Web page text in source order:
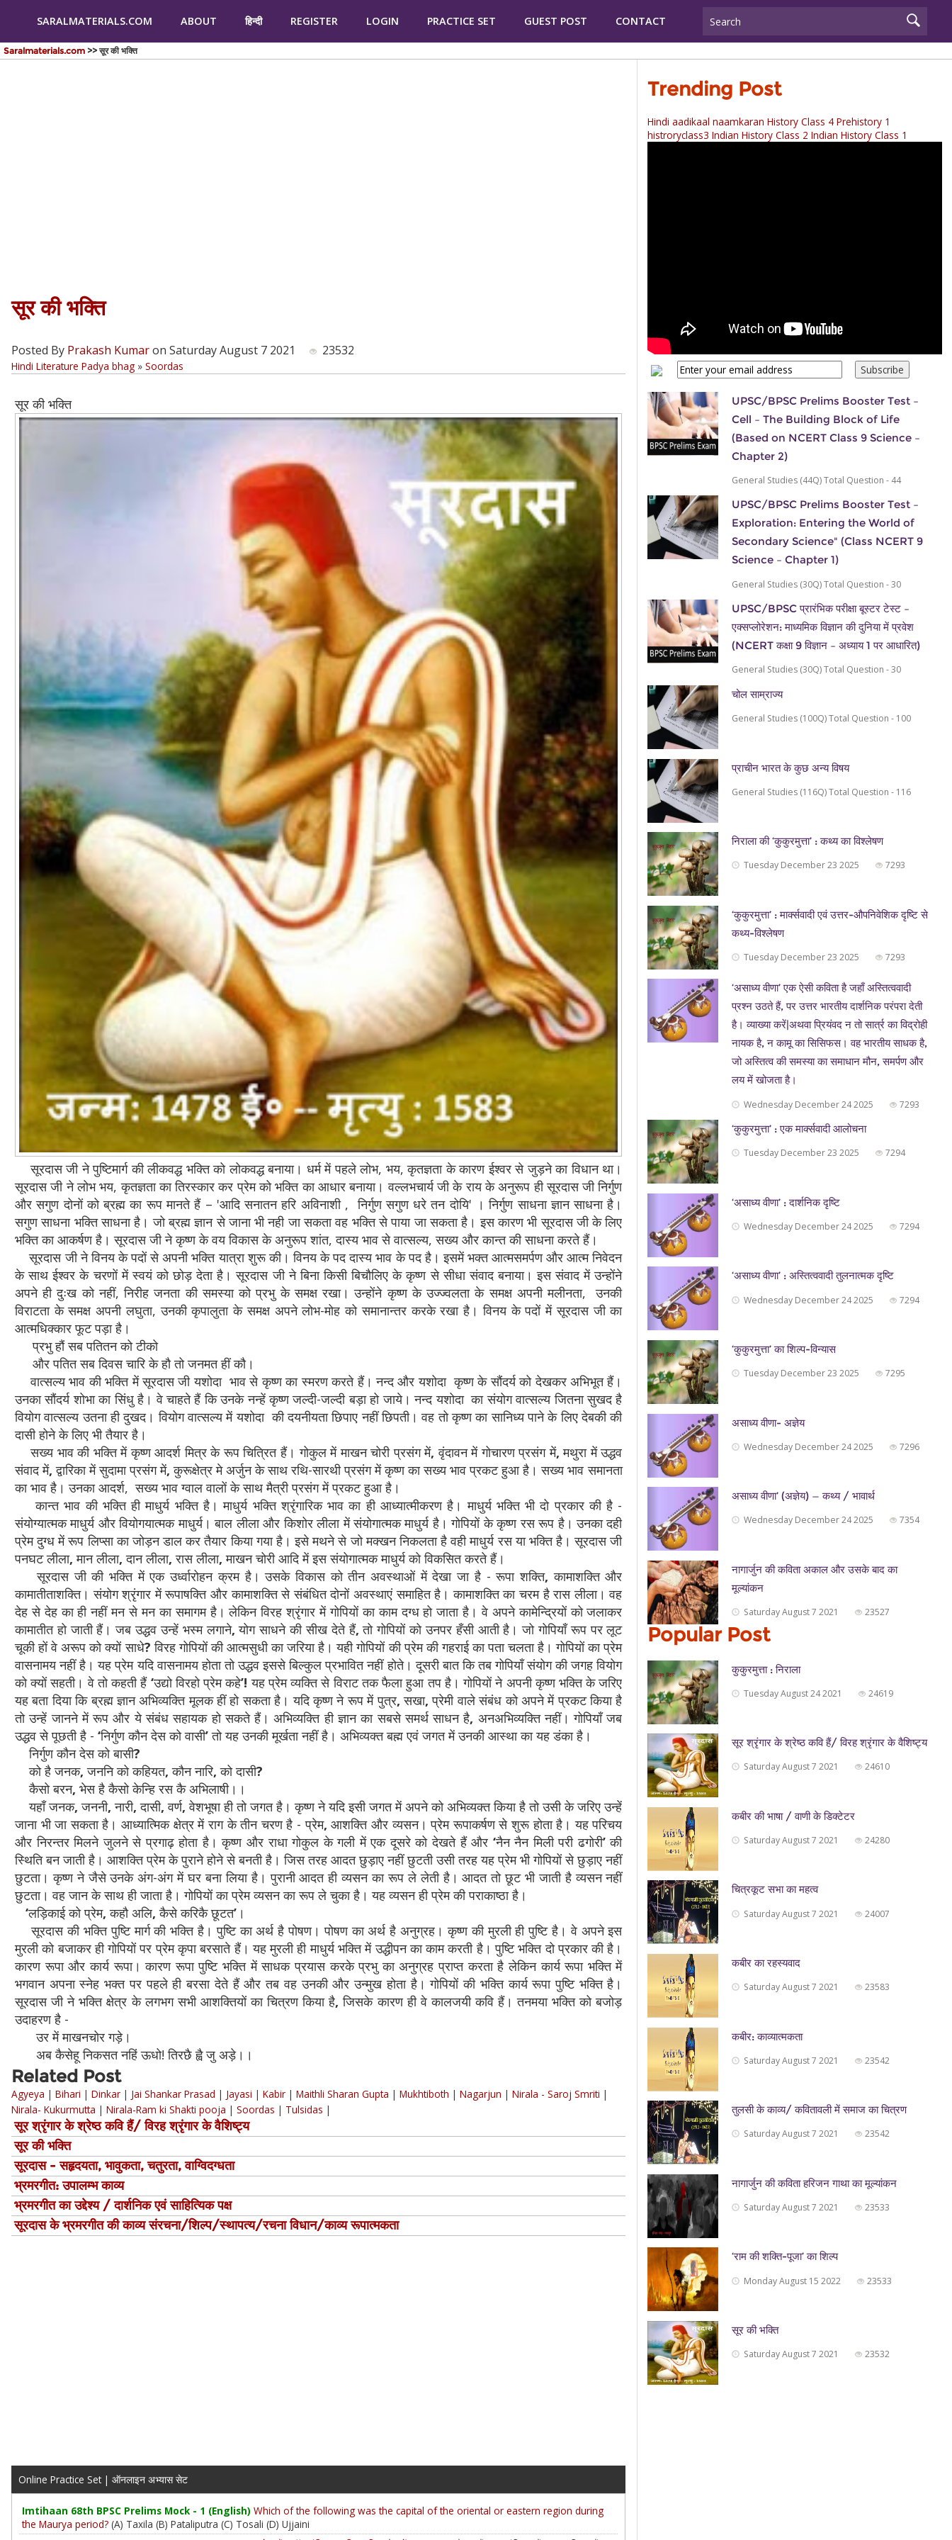
SARALMATERIALS.COM ABOUT हिन्दी REGISTER LOGIN PRACTICE SET GUEST POST CONTACT
Saralmaterials.com >> सूर की भक्ति
सूर की भक्ति
Posted By Prakash Kumaron Saturday August 7 2021 23532
Hindi Literature Padya bhag » Soordas
सूर की भक्ति
सूरदास जी ने पुष्टिमार्ग की लीकवद्ध भक्ति को लोकवद्ध बनाया। धर्म में पहले लोभ, भय, कृतज्ञता के कारण ईश्वर से जुड़ने का विधान था।
सूरदास जी ने लोभ भय, कृतज्ञता का तिरस्कार कर प्रेम को भक्ति का आधार बनाया। वल्लभचार्य जी के राय के अनुरूप ही सूरदास जी निर्गुण
और सगुण दोनों को ब्रह्म का रूप मानते हैं – 'आदि सनातन हरि अविनाशी , निर्गुण सगुण धरे तन दोयि' । निर्गुण साधना ज्ञान साधना है।
सगुण साधना भक्ति साधना है। जो ब्रह्म ज्ञान से जाना भी नही जा सकता वह भक्ति से पाया जा सकता है। इस कारण भी सूरदास जी के लिए
भक्ति का आकर्षण है। सूरदास जी ने कृष्ण के वय विकास के अनुरूप शांत, दास्य भाव से वात्सल्य, सख्य और कान्त की साधना करते हैं।
सूरदास जी ने विनय के पदों से अपनी भक्ति यात्रा शुरू की। विनय के पद दास्य भाव के पद है। इसमें भक्त आत्मसमर्पण और आत्म निवेदन
के साथ ईश्वर के चरणों में स्वयं को छोड़ देता है। सूरदास जी ने बिना किसी बिचौलिए के कृष्ण से सीधा संवाद बनाया। इस संवाद में उन्होंने
अपने ही दुःख को नहीं, निरीह जनता की समस्या को प्रभु के समक्ष रखा। उन्होंने कृष्ण के उज्ज्वलता के समक्ष अपनी मलीनता,
उनकी
विराटता के समक्ष अपनी लघुता, उनकी कृपालुता के समक्ष अपने लोभ-मोह को समानान्तर करके रखा है। विनय के पदों में सूरदास जी का
आत्मधिक्कार फूट पड़ा है।
प्रभु हौं सब पतितन को टीको
और पतित सब दिवस चारि के हौ तो जनमत हीं कौ।
वात्सल्य भाव की भक्ति में सूरदास जी यशोदा भाव से कृष्ण का स्मरण करते हैं। नन्द और यशोदा कृष्ण के सौंदर्य को देखकर अभिभूत हैं।
उनका सौंदर्य शोभा का सिंधु है। वे चाहते हैं कि उनके नन्हें कृष्ण जल्दी-जल्दी बड़ा हो जाये। नन्द यशोदा का संयोग वात्सल्य जितना सुखद है
वियोग वात्सल्य उतना ही दुखद। वियोग वात्सल्य में यशोदा की दयनीयता छिपाए नहीं छिपती। वह तो कृष्ण का सानिध्य पाने के लिए देबकी की
दासी होने के लिए भी तैयार है।
सख्य भाव की भक्ति में कृष्ण आदर्श मित्र के रूप चित्रित हैं। गोकुल में माखन चोरी प्रसंग में, वृंदावन में गोचारण प्रसंग में,मथुरा में उद्धव
संवाद में,द्वारिका में सुदामा प्रसंग में,कुरूक्षेत्र मे अर्जुन के साथ रथि-सारथी प्रसंग में कृष्ण का सख्य भाव प्रकट हुआ है। सख्य भाव समानता
का भाव है। उनका आदर्श, सख्य भाव ग्वाल वालों के साथ मैत्री प्रसंग में प्रकट हुआ है।
कान्त भाव की भक्ति ही माधुर्य भक्ति है। माधुर्य भक्ति श्रृंगारिक भाव का ही आध्यात्मीकरण है। माधुर्य भक्ति भी दो प्रकार की है -
संयोग्यात्मक माधुर्य और वियोगयात्मक माधुर्य। बाल लीला और किशोर लीला में संयोगात्मक माधुर्य है। गोपियों के कृष्ण रस रूप है। उनका दही
प्रेम दुग्ध में रूप लिप्सा का जोड़न डाल कर तैयार किया गया है। इसे मथने से जो मक्खन निकलता है वही माधुर्य रस या भक्ति है। सूरदास जी
पनघट लीला,मान लीला,दान लीला,रास लीला,माखन चोरी आदि में इस संयोगात्मक माधुर्य को विकसित करते हैं।
सूरदास जी की भक्ति में एक उर्ध्वारोहन क्रम है। उसके विकास को तीन अवस्थाओं में देखा जा है - रूपा शक्ति,कामाशक्ति और
कामातीताशक्ति। संयोग श्रृंगार में रूपाषक्ति और कामाशक्ति से संबंधित दोनों अवस्थाएं समाहित है। कामाशक्ति का चरम है रास लीला। वह
देह से देह का ही नहीं मन से मन का समागम है। लेकिन विरह श्रृंगार में गोपियों का काम दग्ध हो जाता है। वे अपने कामेन्द्रियों को जलाकर
कामातीत हो जाती हैं। जब उद्धव उन्हें भस्म लगाने,योग साधने की सीख देते हैं,तो गोपियों को उनपर हँसी आती है। जो गोपियाँ रूप पर लूट
चूकी हों वे अरूप को क्यों साधे?विरह गोपियों की आत्मसुधी का जरिया है। यही गोपियों की प्रेम की गहराई का पता चलता है। गोपियों का प्रेम
वासनामय नहीं है। यह प्रेम यदि वासनामय होता तो उद्धव इससे बिल्कुल प्रभावित नहीं होते। दूसरी बात कि तब गोपियाँ संयोग की जगह वियोग
को क्यों सहती। वे तो कहती हैं ‘उद्यो विरहो प्रेम कहे’!यह प्रेम व्यक्ति से विराट तक फैला हुआ तप है। गोपियों ने अपनी कृष्ण भक्ति के जरिए
यह बता दिया कि ब्रह्म ज्ञान अभिव्यक्ति मूलक हीं हो सकता है। यदि कृष्ण ने रूप में पुत्र,सखा,प्रेमी वाले संबंध को अपने में प्रकट किया है
तो उन्हें जानने में रूप और ये संबंध सहायक हो सकते हैं। अभिव्यक्ति ही ज्ञान का सबसे समर्थ साधन है, अनअभिव्यक्ति नहीं। गोपियाँ जब
उद्धव से पूछती है - ‘निर्गुण कौन देस को वासी’तो यह उनकी मूर्खता नहीं है। अभिव्यक्त बह्म एवं जगत में उनकी आस्था का यह डंका है।
निर्गुण कौन देस को बासी?
को है जनक,जननि को कहियत,कौन नारि,को दासी?
कैसो बरन, भेस है कैसो केन्हि रस कै अभिलाषी।।
यहाँ जनक,जननी,नारी,दासी,वर्ण,वेशभूषा ही तो जगत है। कृष्ण ने यदि इसी जगत में अपने को अभिव्यक्त किया है तो उसी के जरिए उन्हें
जाना भी जा सकता है। आध्यात्मिक क्षेत्र में राग के तीन चरण है - प्रेम,आशक्ति और व्यसन। प्रेम रूपाकर्षण से शुरू होता है। यह परिचय
और निरन्तर मिलने जुलने से प्रगाढ़ होता है। कृष्ण और राधा गोकुल के गली में एक दूसरे को देखते हैं और ‘नैन नैन मिली परी ढगोरी’की
स्थिति बन जाती है। आशक्ति प्रेम के पुराने होने से बनती है। जिस तरह आदत छुड़ाए नहीं छुटती उसी तरह यह प्रेम भी गोपियों से छुड़ाए नहीं
छुटता। कृष्ण ने जैसे उनके अंग-अंग में घर बना लिया है। पुरानी आदत ही व्यसन का रूप ले लेती है। आदत तो छूट भी जाती है व्यसन नहीं
छुटता। वह जान के साथ ही जाता है। गोपियों का प्रेम व्यसन का रूप ले चुका है। यह व्यसन ही प्रेम की पराकाष्ठा है।
‘लड़िकाई को प्रेम,कहौ अलि,कैसे करिकै छूटत’ ।
सूरदास की भक्ति पुष्टि मार्ग की भक्ति है। पुष्टि का अर्थ है पोषण। पोषण का अर्थ है अनुग्रह। कृष्ण की मुरली ही पुष्टि है। वे अपने इस
मुरली को बजाकर ही गोपियों पर प्रेम कृपा बरसाते हैं। यह मुरली ही माधुर्य भक्ति में उद्धीपन का काम करती है। पुष्टि भक्ति दो प्रकार की है।
कारण रूपा और कार्य रूपा। कारण रूपा पुष्टि भक्ति में साधक प्रयास करके प्रभु का अनुग्रह प्राप्त करता है लेकिन कार्य रूपा भक्ति में
भगवान अपना स्नेह भक्त पर पहले ही बरसा देते हैं और तब वह उनकी और उन्मुख होता है। गोपियों की भक्ति कार्य रूपा पुष्टि भक्ति है।
सूरदास जी ने भक्ति क्षेत्र के लगभग सभी आशक्तियों का चित्रण किया है,जिसके कारण ही वे कालजयी कवि हैं। तनमया भक्ति को बजोड़
उदाहरण है -
उर में माखनचोर गड़े।
अब कैसेहू निकसत नहिं ऊधो! तिरछै ह्वै जु अड़े।।
Related Post
Agyeya | Bihari | Dinkar | Jai Shankar Prasad | Jayasi | Kabir | Maithli Sharan Gupta | Mukhtiboth | Nagarjun | Nirala - Saroj Smriti |
Nirala- Kukurmutta | Nirala-Ram ki Shakti pooja | Soordas | Tulsidas |
सूर श्रृंगार के श्रेष्ठ कवि हैं/ विरह श्रृंगार के वैशिष्ट्य
सूर की भक्ति
सूरदास - सहृदयता, भावुकता, चतुरता, वाग्विदग्धता
भ्रमरगीत: उपालम्भ काव्य
भ्रमरगीत का उद्देश्य / दार्शनिक एवं साहित्यिक पक्ष
सूरदास के भ्रमरगीत की काव्य संरचना/शिल्प/स्थापत्य/रचना विधान/काव्य रूपात्मकता
Online Practice Set | ऑनलाइन अभ्यास सेट
Imtihaan 68th BPSC Prelims Mock - 1 (English) Which of the following was the capital of the oriental or eastern region during
the Maurya period? (A) Taxila (B) Pataliputra (C) Tosali (D) Ujjaini
Trending Post
Hindi aadikaal naamkaran History Class 4 Prehistory 1
histroryclass3 Indian History Class 2 Indian History Class 1
UPSC/BPSC Prelims Booster Test –
Cell – The Building Block of Life
(Based on NCERT Class 9 Science –
Chapter 2)
General Studies (44Q) Total Question - 44
UPSC/BPSC Prelims Booster Test –
Exploration: Entering the World of
Secondary Science" (Class NCERT 9
Science – Chapter 1)
General Studies (30Q) Total Question - 30
UPSC/BPSC प्रारंभिक परीक्षा बूस्टर टेस्ट –
एक्सप्लोरेशन: माध्यमिक विज्ञान की दुनिया में प्रवेश
(NCERT कक्षा 9 विज्ञान – अध्याय 1 पर आधारित)
General Studies (30Q) Total Question - 30
चोल साम्राज्य
General Studies (100Q) Total Question - 100
प्राचीन भारत के कुछ अन्य विषय
General Studies (116Q) Total Question - 116
निराला की ‘कुकुरमुत्ता’ : कथ्य का विश्लेषण
Tuesday December 23 2025 7293
‘कुकुरमुत्ता’ : मार्क्सवादी एवं उत्तर-औपनिवेशिक दृष्टि से
कथ्य-विश्लेषण
Tuesday December 23 2025 7293
‘असाध्य वीणा’ एक ऐसी कविता है जहाँ अस्तित्ववादी
प्रश्न उठते हैं, पर उत्तर भारतीय दार्शनिक परंपरा देती
है। व्याख्या करें|अथवा प्रियंवद न तो सार्त्र का विद्रोही
नायक है, न कामू का सिसिफस। वह भारतीय साधक है,
जो अस्तित्व की समस्या का समाधान मौन, समर्पण और
लय में खोजता है।
Wednesday December 24 2025 7293
‘कुकुरमुत्ता’ : एक मार्क्सवादी आलोचना
Tuesday December 23 2025 7294
‘असाध्य वीणा’ : दार्शनिक दृष्टि
Wednesday December 24 2025 7294
‘असाध्य वीणा’ : अस्तित्ववादी तुलनात्मक दृष्टि
Wednesday December 24 2025 7294
‘कुकुरमुत्ता’ का शिल्प-विन्यास
Tuesday December 23 2025 7295
असाध्य वीणा- अज्ञेय
Wednesday December 24 2025 7296
असाध्य वीणा’ (अज्ञेय) — कथ्य / भावार्थ
Wednesday December 24 2025 7354
नागार्जुन की कविता अकाल और उसके बाद का
मूल्यांकन
Saturday August 7 2021 23527
Popular Post
कुकुरमुत्ता : निराला
Tuesday August 24 2021 24619
सूर श्रृंगार के श्रेष्ठ कवि हैं/ विरह श्रृंगार के वैशिष्ट्य
Saturday August 7 2021 24610
कबीर की भाषा / वाणी के डिक्टेटर
Saturday August 7 2021 24280
चित्रकूट सभा का महत्व
Saturday August 7 2021 24007
कबीर का रहस्यवाद
Saturday August 7 2021 23583
कबीर: काव्यात्मकता
Saturday August 7 2021 23542
तुलसी के काव्य/ कवितावली में समाज का चित्रण
Saturday August 7 2021 23542
नागार्जुन की कविता हरिजन गाथा का मूल्यांकन
Saturday August 7 2021 23533
‘राम की शक्ति-पूजा’ का शिल्प
Monday August 15 2022 23533
सूर की भक्ति
Saturday August 7 2021 23532